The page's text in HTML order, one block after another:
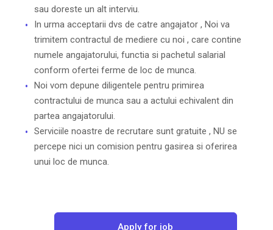
sau doreste un alt interviu.
In urma acceptarii dvs de catre angajator , Noi va
trimitem contractul de mediere cu noi , care contine
numele angajatorului, functia si pachetul salarial
conform ofertei ferme de loc de munca.
Noi vom depune diligentele pentru primirea
contractului de munca sau a actului echivalent din
partea angajatorului.
Serviciile noastre de recrutare sunt gratuite , NU se
percepe nici un comision pentru gasirea si oferirea
unui loc de munca.